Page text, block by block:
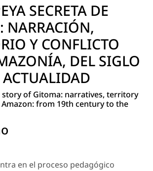
SECRETA DE
NARRACIÓN,
Y CONFLICTO
DEL SIGLO
story of Gitoma: narratives, territory
from 19th century to the
en el proceso pedagógico